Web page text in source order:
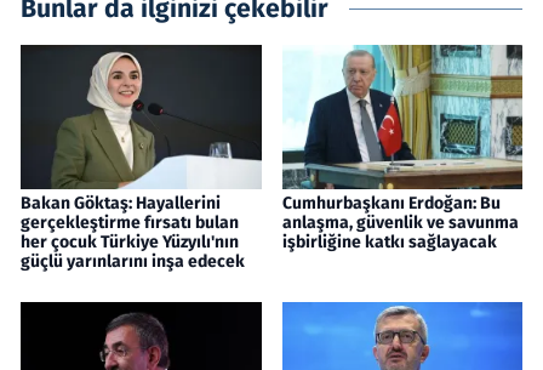
Bunlar da ilginizi çekebilir
Bakan Göktaş: Hayallerini
gerçekleştirme fırsatı bulan
her çocuk Türkiye Yüzyılı'nın
güçlü yarınlarını inşa edecek
Cumhurbaşkanı Erdoğan: Bu
anlaşma, güvenlik ve savunma
işbirliğine katkı sağlayacak